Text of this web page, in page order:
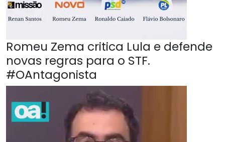
Romeu Zema critica Lula e defende
novas regras para o STF.
#OAntagonista